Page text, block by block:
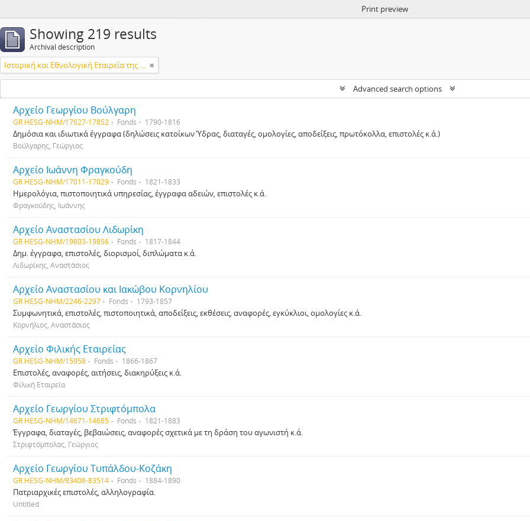
Print preview
Showing 219 results
Archival description
Ιστορική και Εθνολογική Εταιρεία της Ελλάδος
Advanced search options
Αρχείο Γεωργίου Βούλγαρη
GR HESG-NHM/17627-17852 Fonds 1790-1816
Δημόσια και ιδιωτικά έγγραφα (δηλώσεις κατοίκων Ύδρας, διαταγές, ομολογίες, αποδείξεις, πρωτόκολλα, επιστολές κ.ά.)
Βούλγαρης, Γεώργιος
Αρχείο Ιωάννη Φραγκούδη
GR HESG-NHM/17011-17029 Fonds 1821-1833
Ημερολόγια, πιστοποιητικά υπηρεσίας, έγγραφα αδειών, επιστολές κ.ά.
Φραγκούδης, Ιωάννης
Αρχείο Αναστασίου Λιδωρίκη
GR HESG-NHM/19803-19856 Fonds 1817-1844
Δημ. έγγραφα, επιστολές, διορισμοί, διπλώματα κ.ά.
Λιδωρίκης, Αναστάσιος
Αρχείο Αναστασίου και Ιακώβου Κορνηλίου
GR HESG-NHM/2246-2297 Fonds 1793-1857
Συμφωνητικά, επιστολές, πιστοποιητικά, αποδείξεις, εκθέσεις, αναφορές, εγκύκλιοι, ομολογίες κ.ά.
Κορνήλιος, Αναστάσιος
Αρχείο Φιλικής Εταιρείας
GR HESG-NHM/15958 Fonds 1866-1867
Επιστολές, αναφορές, αιτήσεις, διακηρύξεις κ.ά.
Φιλική Εταιρεία
Αρχείο Γεωργίου Στριφτόμπολα
GR HESG-NHM/14671-14685 Fonds 1821-1883
Έγγραφα, διαταγές, βεβαιώσεις, αναφορές σχετικά με τη δράση του αγωνιστή κ.ά.
Στριφτόμπολας, Γεώργιος
Αρχείο Γεωργίου Τυπάλδου-Κοζάκη
GR HESG-NHM/83406-83514 Fonds 1884-1890
Πατριαρχικές επιστολές, αλληλογραφία.
Untitled